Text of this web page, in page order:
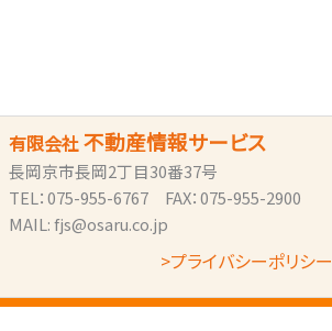
有限会社不動産情報サービス
長岡京市長岡2丁目30番37号
TEL：075-955-6767 FAX：075-955-2900
MAIL: fjs@osaru.co.jp
>プライバシーポリシー